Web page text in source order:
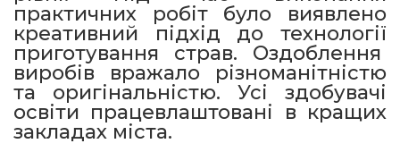
практичних робіт було виявлено
креативний підхід до технології
приготування страв. Оздоблення
виробів вражало різноманітністю
та оригінальністю. Усі здобувачі
освіти працевлаштовані в кращих
закладах міста.